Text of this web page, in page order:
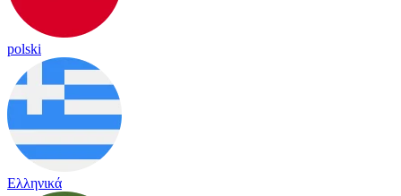
polski
Ελληνικά